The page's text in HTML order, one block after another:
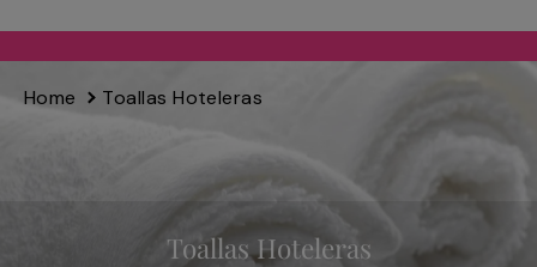
Home Toallas Hoteleras
Toallas Hoteleras